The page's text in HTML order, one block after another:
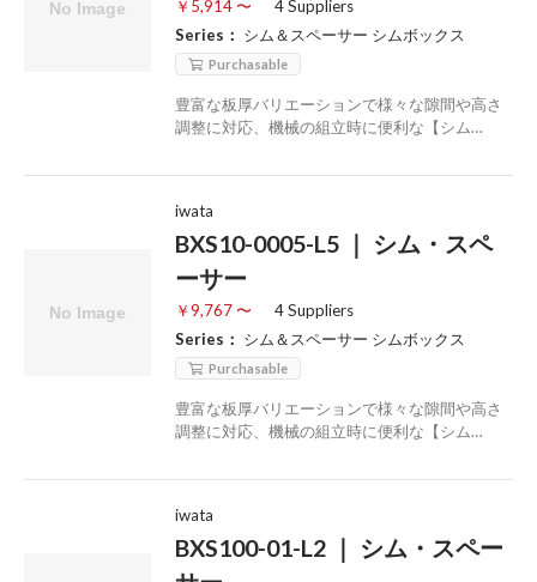
￥5,914 〜
4 Suppliers
Series： シム＆スペーサー シムボックス
Purchasable
豊富な板厚バリエーションで様々な隙間や高さ
調整に対応、機械の組立時に便利な【シム…
iwata
BXS10-0005-L5 ｜ シム・スペ
ーサー
￥9,767 〜
4 Suppliers
Series： シム＆スペーサー シムボックス
Purchasable
豊富な板厚バリエーションで様々な隙間や高さ
調整に対応、機械の組立時に便利な【シム…
iwata
BXS100-01-L2 ｜ シム・スペー